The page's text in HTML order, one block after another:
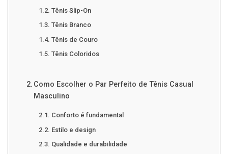
Tênis Slip-On
Tênis Branco
Tênis de Couro
Tênis Coloridos
Como Escolher o Par Perfeito de Tênis Casual
Masculino
Conforto é fundamental
Estilo e design
Qualidade e durabilidade